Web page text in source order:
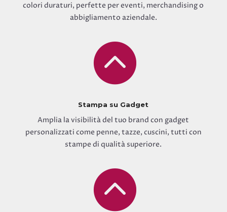
colori duraturi, perfette per eventi, merchandising o
abbigliamento aziendale.

Stampa su Gadget
Amplia la visibilità del tuo brand con gadget
personalizzati come penne, tazze, cuscini, tutti con
stampe di qualità superiore.
